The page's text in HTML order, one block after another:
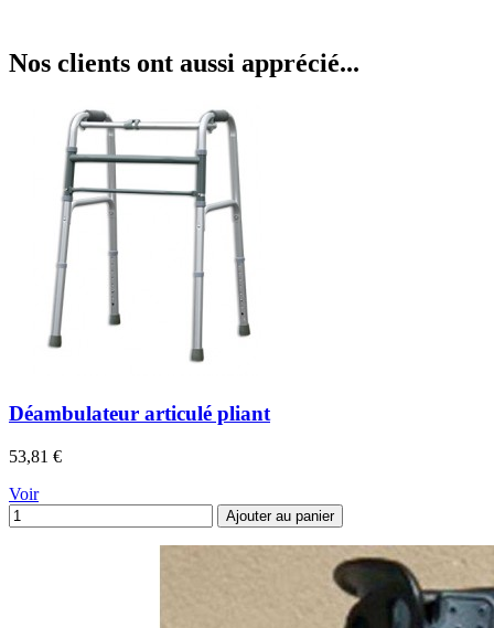
Nos clients ont aussi apprécié...
Déambulateur articulé pliant
53,81 €Prix
Voir
Ajouter au panier